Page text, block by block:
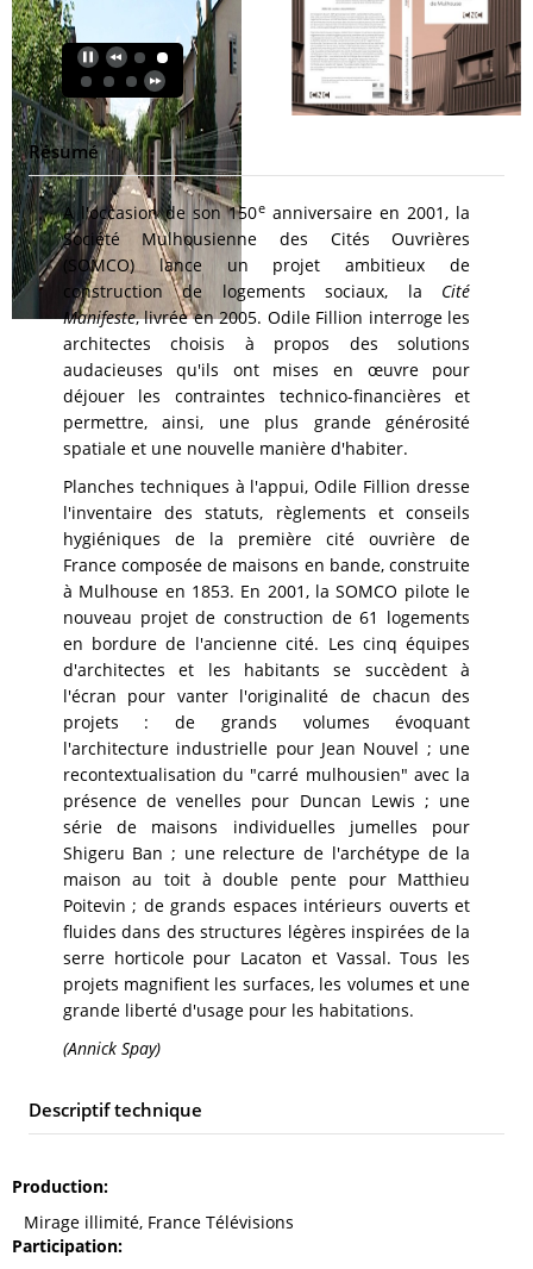
Résumé
A l'occasion de son 150eanniversaire en 2001, la
Société Mulhousienne des Cités Ouvrières
(SOMCO) lance un projet ambitieux de
construction de logements sociaux, la Cité
Manifeste, livrée en 2005. Odile Fillion interroge les
architectes choisis à propos des solutions
audacieuses qu'ils ont mises en œuvre pour
déjouer les contraintes technico-financières et
permettre, ainsi, une plus grande générosité
spatiale et une nouvelle manière d'habiter.
Planches techniques à l'appui, Odile Fillion dresse
l'inventaire des statuts, règlements et conseils
hygiéniques de la première cité ouvrière de
France composée de maisons en bande, construite
à Mulhouse en 1853. En 2001, la SOMCO pilote le
nouveau projet de construction de 61 logements
en bordure de l'ancienne cité. Les cinq équipes
d'architectes et les habitants se succèdent à
l'écran pour vanter l'originalité de chacun des
projets : de grands volumes évoquant
l'architecture industrielle pour Jean Nouvel ; une
recontextualisation du "carré mulhousien" avec la
présence de venelles pour Duncan Lewis ; une
série de maisons individuelles jumelles pour
Shigeru Ban ; une relecture de l'archétype de la
maison au toit à double pente pour Matthieu
Poitevin ; de grands espaces intérieurs ouverts et
fluides dans des structures légères inspirées de la
serre horticole pour Lacaton et Vassal. Tous les
projets magnifient les surfaces, les volumes et une
grande liberté d'usage pour les habitations.
(Annick Spay)
Descriptif technique
Production
Mirage illimité, France Télévisions
Participation